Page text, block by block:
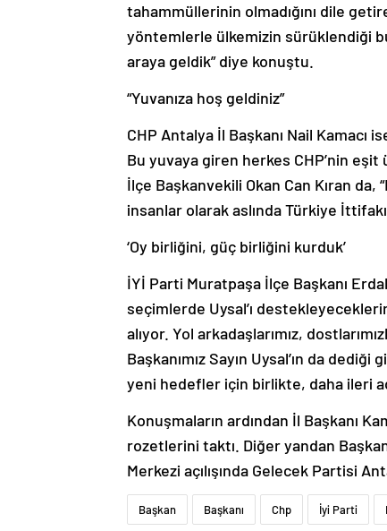
tahammüllerinin olmadığını dile
yöntemlerle ülkemizin sürüklendiği
araya geldik” diye konuştu.
“Yuvanıza hoş geldiniz”
CHP Antalya İl Başkanı Nail Kamacı
Bu yuvaya giren herkes CHP’nin
İlçe Başkanvekili Okan Can Kıran
insanlar olarak aslında Türkiye
‘Oy birliğini, güç birliğini kurduk’
İYİ Parti Muratpaşa İlçe Başkanı
seçimlerde Uysal’ı
alıyor. Yol arkadaşlarımız,
Başkanımız Sayın Uysal’ın da
yeni hedefler için birlikte, daha ileri
Konuşmaların ardından İl Başkanı
rozetlerini taktı. Diğer yandan
Merkezi açılışında Gelecek Partisi
Başkan Başkanı Chp İyi Parti